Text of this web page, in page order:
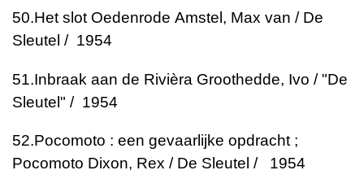
50.Het slot Oedenrode Amstel, Max van / De
Sleutel / 1954
51.Inbraak aan de Rivièra Groothedde, Ivo / "De
Sleutel" / 1954
52.Pocomoto : een gevaarlijke opdracht ;
Pocomoto Dixon, Rex / De Sleutel / 1954